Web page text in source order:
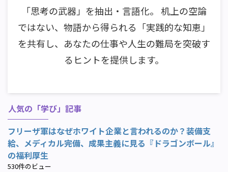
「思考の武器」を抽出・言語化。 机上の空論
ではない、物語から得られる「実践的な知恵」
を共有し、あなたの仕事や人生の難局を突破す
るヒントを提供します。
人気の「学び」記事
フリーザ軍はなぜホワイト企業と言われるのか？装備支
給、メディカル完備、成果主義に見る『ドラゴンボール』
の福利厚生
530件のビュー